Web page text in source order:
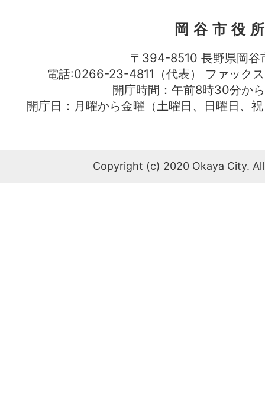
岡谷市役
〒394-8510 長野県岡谷
電話:0266-23-4811（代表） ファッ
開庁時間：午前8時30分か
開庁日：月曜から金曜（土曜日、日曜日、
Copyright (c) 2020 Okaya City.